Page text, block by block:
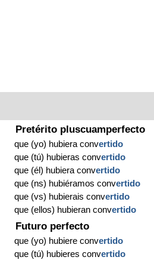
Pretérito pluscuamperfecto
que (yo) hubiera convertido
que (tú) hubieras convertido
que (él) hubiera convertido
que (ns) hubiéramos convertido
que (vs) hubierais convertido
que (ellos) hubieran convertido
Futuro perfecto
que (yo) hubiere convertido
que (tú) hubieres convertido